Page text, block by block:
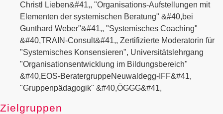
Christl Lieben&#41,, "Organisations-Aufstellungen mit
Elementen der systemischen Beratung" &#40,bei
Gunthard Weber"&#41,, "Systemisches Coaching"
&#40,TRAIN-Consult&#41,, Zertifizierte Moderatorin für
"Systemisches Konsensieren", Universitätslehrgang
"Organisationsentwicklung im Bildungsbereich"
&#40,EOS-BeratergruppeNeuwaldegg-IFF&#41,
"Gruppenpädagogik" &#40,ÖGGG&#41,
Zielgruppen